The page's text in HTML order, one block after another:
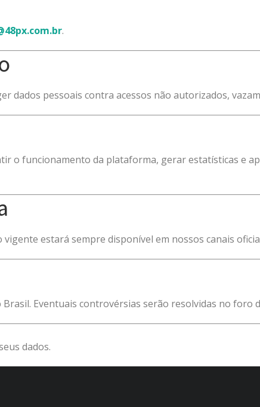
.
dados pessoais contra acessos não autorizados,
o funcionamento da plataforma, gerar estatísticas e
estará sempre disponível em nossos canais
Eventuais controvérsias serão resolvidas no foro
dados.